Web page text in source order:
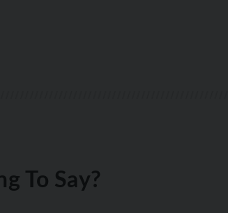
To Say?